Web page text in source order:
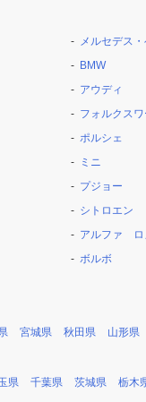
メルセデス
BMW
アウディ
フォルクス
ポルシェ
ミニ
プジョー
シトロエン
アルファ ロ
ボルボ
宮城県 秋田県 山形県
県 千葉県 茨城県 栃木